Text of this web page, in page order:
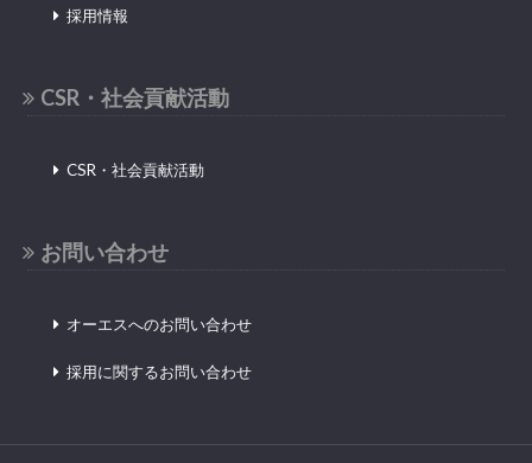
採用情報
CSR・社会貢献活動
CSR・社会貢献活動
お問い合わせ
オーエスへのお問い合わせ
採用に関するお問い合わせ